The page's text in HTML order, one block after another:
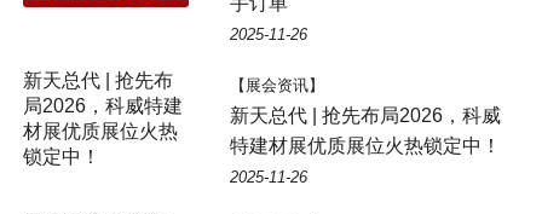
2025-11-26
新天总代 | 抢先布
局2026，科威特建
材展优质展位火热
锁定中！
【展会资讯】
新天总代 | 抢先布局2026，科威
特建材展优质展位火热锁定中！
2025-11-26